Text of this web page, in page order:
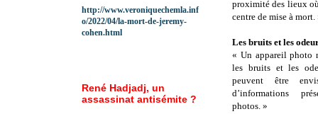
proximité des lieux
centre de mise à mort.
Les bruits et les
« Un appareil photo
les bruits et les
peuvent être
d’informations
photos. »
http://www.veroniquechemla.inf
o/2022/04/la-mort-de-jeremy-
cohen.html
René Hadjadj, un
assassinat antisémite ?